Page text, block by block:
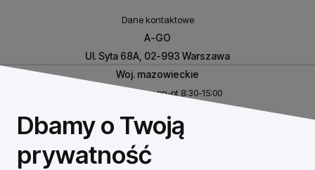
Dane kontaktowe
A-GO
Ul. Syta 68A, 02-993 Warszawa
Woj. mazowieckie
Biuro czynne w pn-pt 8:30-15:00
REGON: 146926170
Dbamy o Twoją
prywatność